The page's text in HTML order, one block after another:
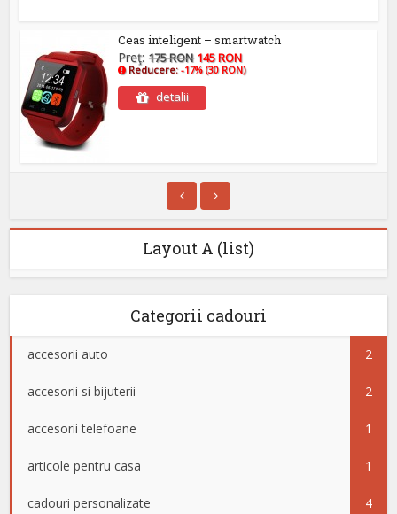
Ceas inteligent – smartwatch
Preţ:175 RON 145 RON
Reducere:-17% (30 RON)
detalii
Layout A (list)
Categorii cadouri
accesorii auto 2
accesorii si bijuterii 2
accesorii telefoane 1
articole pentru casa 1
cadouri personalizate 4